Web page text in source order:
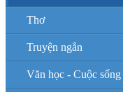
Thơ
Truyện ngắn
Văn học - Cuộc sống